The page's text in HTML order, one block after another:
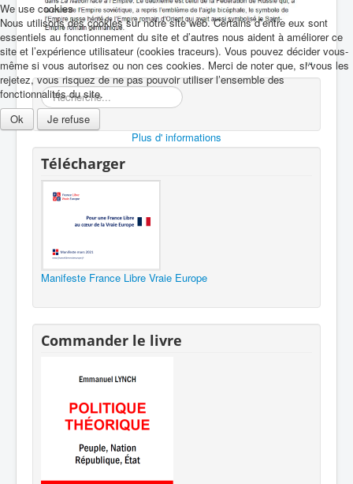
Rechercher
Télécharger
Manifeste France Libre Vraie Europe
Commander le livre
We use cookies
Nous utilisons des cookies sur notre site web. Certains d’entre eux sont
essentiels au fonctionnement du site et d’autres nous aident à améliorer ce
site et l’expérience utilisateur (cookies traceurs). Vous pouvez décider vous-
même si vous autorisez ou non ces cookies. Merci de noter que, si vous les
rejetez, vous risquez de ne pas pouvoir utiliser l’ensemble des
fonctionnalités du site.
Ok
Je refuse
Plus d' informations